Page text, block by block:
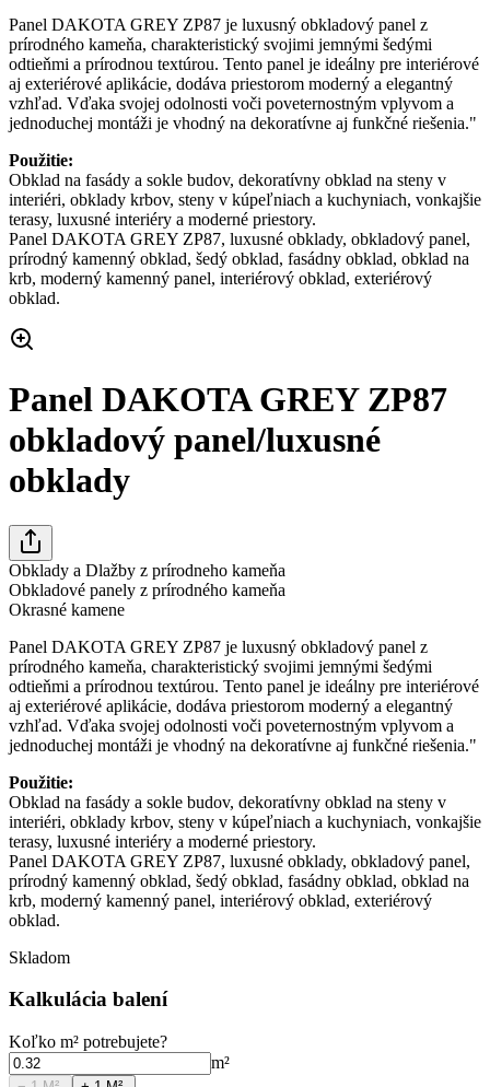
Panel DAKOTA GREY ZP87 je luxusný obkladový panel z
prírodného kameňa, charakteristický svojimi jemnými šedými
odtieňmi a prírodnou textúrou. Tento panel je ideálny pre interiérové
aj exteriérové aplikácie, dodáva priestorom moderný a elegantný
vzhľad. Vďaka svojej odolnosti voči poveternostným vplyvom a
jednoduchej montáži je vhodný na dekoratívne aj funkčné riešenia."
Použitie:
Obklad na fasády a sokle budov, dekoratívny obklad na steny v
interiéri, obklady krbov, steny v kúpeľniach a kuchyniach, vonkajšie
terasy, luxusné interiéry a moderné priestory.
Panel DAKOTA GREY ZP87, luxusné obklady, obkladový panel,
prírodný kamenný obklad, šedý obklad, fasádny obklad, obklad na
krb, moderný kamenný panel, interiérový obklad, exteriérový
obklad.
Panel DAKOTA GREY ZP87
obkladový panel/luxusné
obklady
Obklady a Dlažby z prírodneho kameňa
Obkladové panely z prírodného kameňa
Okrasné kamene
Panel DAKOTA GREY ZP87 je luxusný obkladový panel z
prírodného kameňa, charakteristický svojimi jemnými šedými
odtieňmi a prírodnou textúrou. Tento panel je ideálny pre interiérové
aj exteriérové aplikácie, dodáva priestorom moderný a elegantný
vzhľad. Vďaka svojej odolnosti voči poveternostným vplyvom a
jednoduchej montáži je vhodný na dekoratívne aj funkčné riešenia."
Použitie:
Obklad na fasády a sokle budov, dekoratívny obklad na steny v
interiéri, obklady krbov, steny v kúpeľniach a kuchyniach, vonkajšie
terasy, luxusné interiéry a moderné priestory.
Panel DAKOTA GREY ZP87, luxusné obklady, obkladový panel,
prírodný kamenný obklad, šedý obklad, fasádny obklad, obklad na
krb, moderný kamenný panel, interiérový obklad, exteriérový
obklad.
Skladom
Kalkulácia balení
Koľko m² potrebujete?
m²